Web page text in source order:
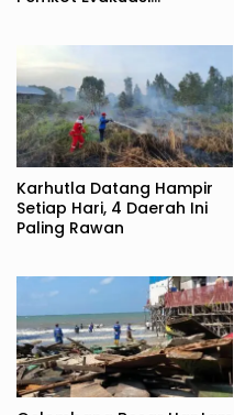
Karhutla Datang Hampir
Setiap Hari, 4 Daerah Ini
Paling Rawan